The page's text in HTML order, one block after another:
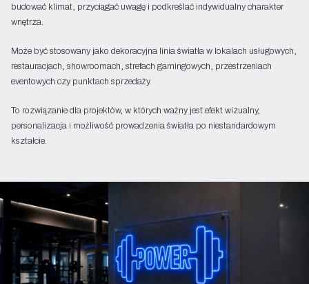
budować klimat, przyciągać uwagę i podkreślać indywidualny charakter
wnętrza.
Może być stosowany jako dekoracyjna linia światła w lokalach usługowych,
restauracjach, showroomach, strefach gamingowych, przestrzeniach
eventowych czy punktach sprzedaży.
To rozwiązanie dla projektów, w których ważny jest efekt wizualny,
personalizacja i możliwość prowadzenia światła po niestandardowym
kształcie.